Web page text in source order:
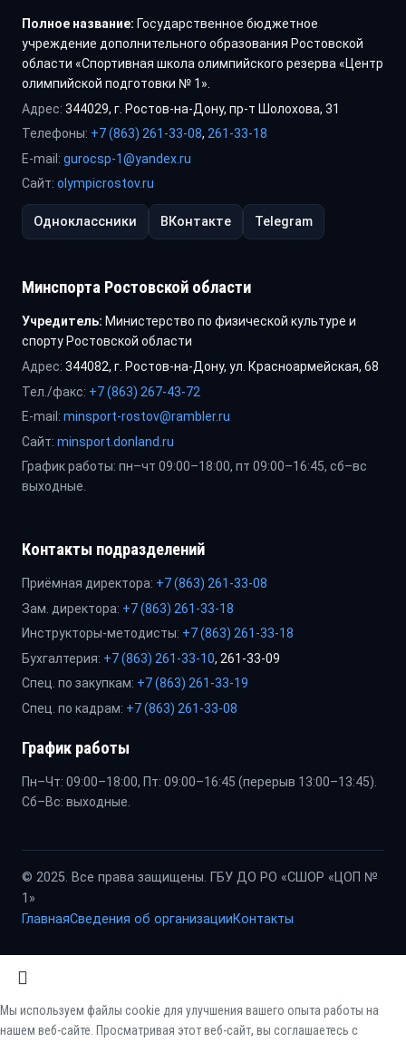
Полное название: Государственное бюджетное
учреждение дополнительного образования Ростовской
области «Спортивная школа олимпийского резерва «Центр
олимпийской подготовки № 1».
Адрес: 344029, г. Ростов-на-Дону, пр-т Шолохова, 31
Телефоны: +7 (863) 261-33-08, 261-33-18
E-mail: gurocsp-1@yandex.ru
Сайт: olympicrostov.ru
Одноклассники ВКонтакте Telegram
Минспорта Ростовской области
Учредитель: Министерство по физической культуре и
спорту Ростовской области
Адрес: 344082, г. Ростов-на-Дону, ул. Красноармейская, 68
Тел./факс: +7 (863) 267-43-72
E-mail: minsport-rostov@rambler.ru
Сайт: minsport.donland.ru
График работы: пн–чт 09:00–18:00, пт 09:00–16:45, сб–вс
выходные.
Контакты подразделений
Приёмная директора: +7 (863) 261-33-08
Зам. директора: +7 (863) 261-33-18
Инструкторы-методисты: +7 (863) 261-33-18
Бухгалтерия: +7 (863) 261-33-10, 261-33-09
Спец. по закупкам: +7 (863) 261-33-19
Спец. по кадрам: +7 (863) 261-33-08
График работы
Пн–Чт: 09:00–18:00, Пт: 09:00–16:45 (перерыв 13:00–13:45).
Сб–Вс: выходные.
© 2025. Все права защищены. ГБУ ДО РО «СШОР «ЦОП №
1»
ГлавнаяСведения об организацииКонтакты
Мы используем файлы cookie для улучшения вашего опыта работы на
нашем веб-сайте. Просматривая этот веб-сайт, вы соглашаетесь с